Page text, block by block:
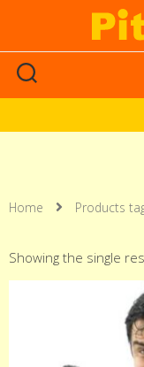
Home Products
Showing the single